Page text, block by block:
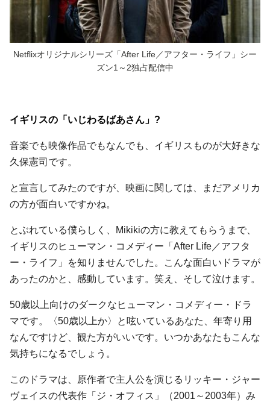
Netflixオリジナルシリーズ「After Life／アフター・ライフ」シー
ズン1～2独占配信中
イギリスの「いじわるばあさん」?
音楽でも映像作品でもなんでも、イギリスものが大好きな
久保憲司です。
と宣言してみたのですが、映画に関しては、まだアメリカ
の方が面白いですかね。
とぶれている僕らしく、Mikikiの方に教えてもらうまで、
イギリスのヒューマン・コメディー「After Life／アフタ
ー・ライフ」を知りませんでした。こんな面白いドラマが
あったのかと、感動しています。笑え、そして泣けます。
50歳以上向けのダークなヒューマン・コメディー・ドラ
マです。〈50歳以上か〉と呟いているあなた、年寄り用
なんですけど、観た方がいいです。いつかあなたもこんな
気持ちになるでしょう。
このドラマは、原作者で主人公を演じるリッキー・ジャー
ヴェイスの代表作「ジ・オフィス」（2001～2003年）み